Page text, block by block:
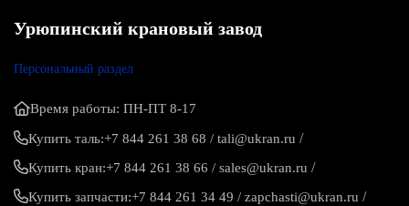
Урюпинский крановый завод
Персональный раздел
Время работы: ПН-ПТ 8-17
Купить таль:+7 844 261 38 68 / tali@ukran.ru /
Купить кран:+7 844 261 38 66 / sales@ukran.ru /
Купить запчасти:+7 844 261 34 49 / zapchasti@ukran.ru /